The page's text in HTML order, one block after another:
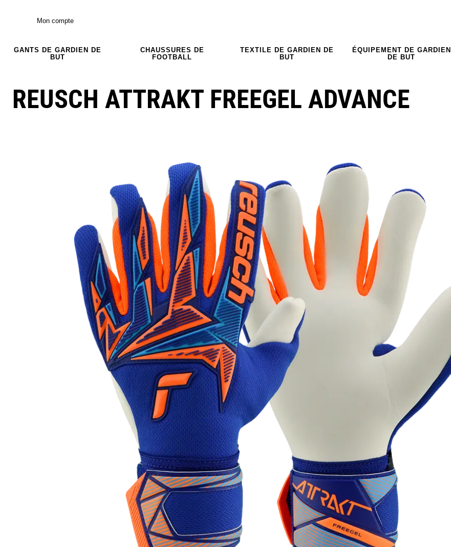
Mon compte
GANTS DE GARDIEN DE
BUT
CHAUSSURES DE
FOOTBALL
TEXTILE DE GARDIEN DE
BUT
ÉQUIPEMENT DE GARDIEN
DE BUT
REUSCH ATTRAKT FREEGEL ADVANCE